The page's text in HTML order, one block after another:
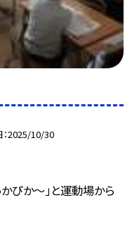
2025/10/30
かぴか〜」と運動場から